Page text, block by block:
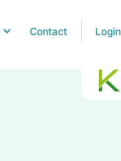
Contact Login